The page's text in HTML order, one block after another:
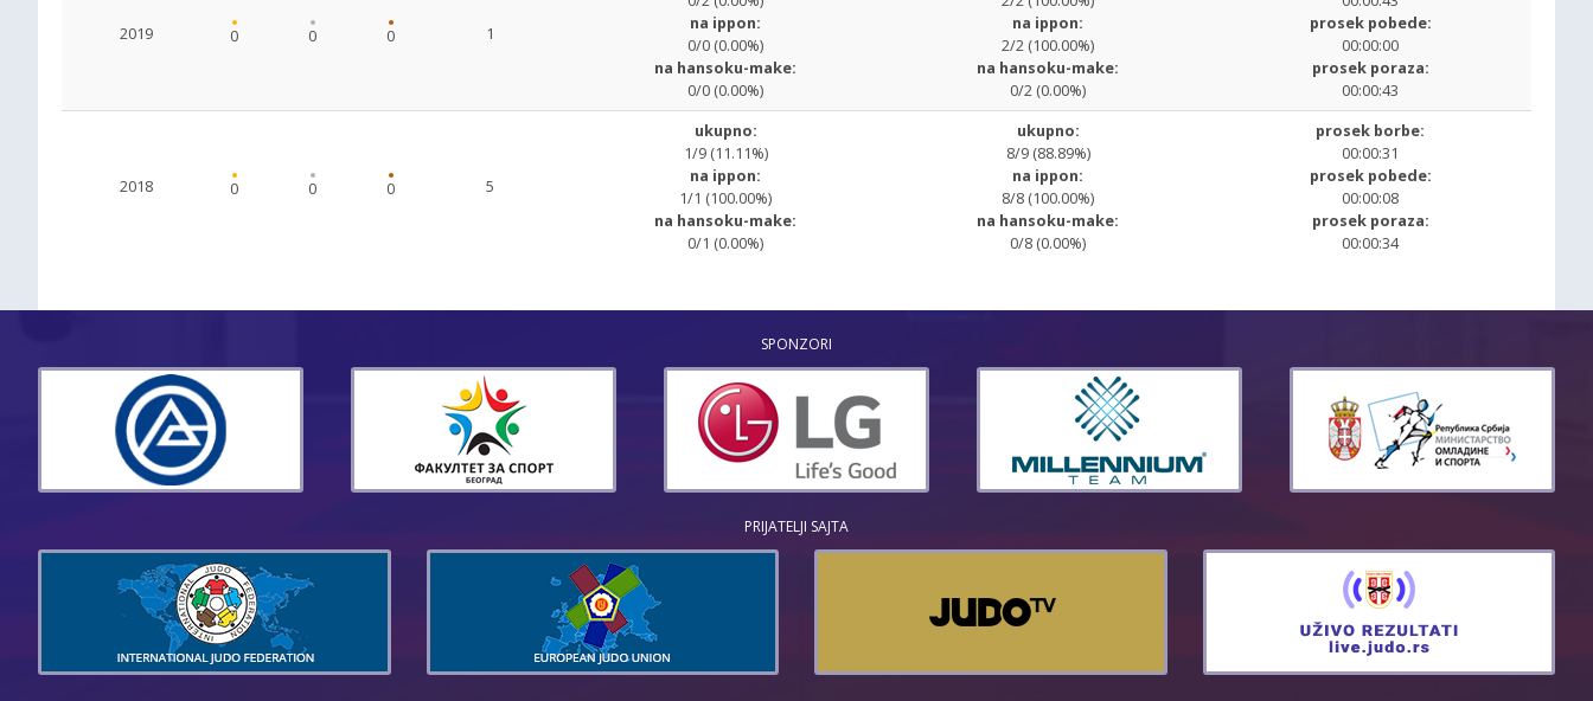
2019 0 0 0 1
na ippon:
0/0 (0.00%)
na hansoku-make:
0/0 (0.00%)
na ippon:
2/2 (100.00%)
na hansoku-make:
0/2 (0.00%)
prosek pobede:
00:00:00
prosek poraza:
00:00:43
2018 0 0 0 5
ukupno:
1/9 (11.11%)
na ippon:
1/1 (100.00%)
na hansoku-make:
0/1 (0.00%)
ukupno:
8/9 (88.89%)
na ippon:
8/8 (100.00%)
na hansoku-make:
0/8 (0.00%)
prosek borbe:
00:00:31
prosek pobede:
00:00:08
prosek poraza:
00:00:34
SPONZORI
PRIJATELJI SAJTA